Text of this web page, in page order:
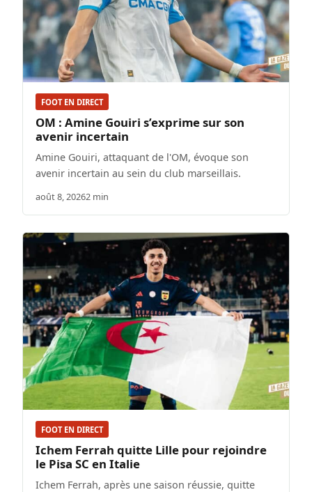
FOOT EN DIRECT
OM : Amine Gouiri s’exprime sur son
avenir incertain
Amine Gouiri, attaquant de l'OM, évoque son
avenir incertain au sein du club marseillais.
août 8, 20262 min
FOOT EN DIRECT
Ichem Ferrah quitte Lille pour rejoindre
le Pisa SC en Italie
Ichem Ferrah, après une saison réussie, quitte